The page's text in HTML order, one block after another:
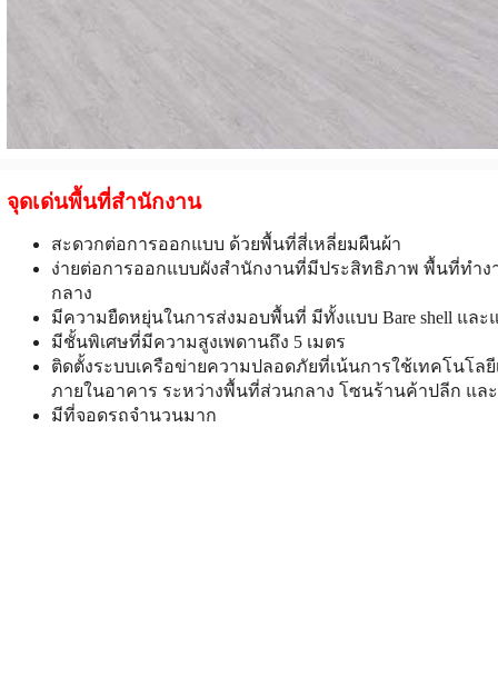
จุดเด่นพื้นที่สำนักงาน
สะดวกต่อการออกแบบ ด้วยพื้นที่สี่เหลี่ยมผืนผ้า
ง่ายต่อการออกแบบผังสำนักงานที่มีประสิทธิภาพ พื้นที่ทำ
กลาง
มีความยืดหยุ่นในการส่งมอบพื้นที่ มีทั้งแบบ Bare shell และ
มีชั้นพิเศษที่มีความสูงเพดานถึง 5 เมตร
ติดตั้งระบบเครือข่ายความปลอดภัยที่เน้นการใช้เทคโนโล
ภายในอาคาร ระหว่างพื้นที่ส่วนกลาง โซนร้านค้าปลีก แล
มีที่จอดรถจำนวนมาก